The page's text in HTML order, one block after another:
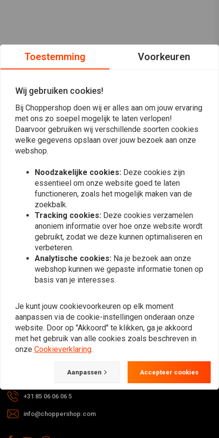
Op de hoogte blijven?
Abonneer
levertijden, retouren & reparaties of
algemene informatie kun je altijd op
één van de onderstaande manieren
Gotenburgweg 46a, 9723 TM Groningen (The Netherlands)
+31 85 06 06 06 5
info@choppershop.com
Toestemming Voorkeuren
Wij gebruiken cookies!
Bij Choppershop doen wij er alles aan om jouw ervaring
met ons zo soepel mogelijk te laten verlopen!
Daarvoor gebruiken wij verschillende soorten cookies
welke gegevens opslaan over jouw bezoek aan onze
webshop.
Noodzakelijke cookies: Deze cookies zijn
essentieel om onze website goed te laten
functioneren, zoals het mogelijk maken van de
zoekbalk.
Tracking cookies: Deze cookies verzamelen
anoniem informatie over hoe onze website wordt
gebruikt, zodat we deze kunnen optimaliseren en
verbeteren.
Analytische cookies: Na je bezoek aan onze
webshop kunnen we gepaste informatie tonen op
basis van je interesses.
Je kunt jouw cookievoorkeuren op elk moment
aanpassen via de cookie-instellingen onderaan onze
website. Door op "Akkoord" te klikken, ga je akkoord
met het gebruik van alle cookies zoals beschreven in
onze Cookieverklaring.
Aanpassen Accepteer cookies